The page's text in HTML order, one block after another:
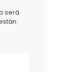
será